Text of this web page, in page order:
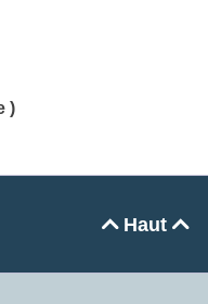
)
Haut 